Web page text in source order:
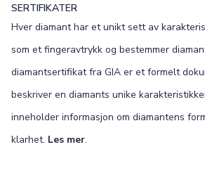
SERTIFIKATER
Hver diamant har et unikt sett av
som et fingeravtrykk og bestemmer
diamantsertifikat fra GIA er et formelt
beskriver en diamants unike
inneholder informasjon om diamantens
klarhet. Les mer.